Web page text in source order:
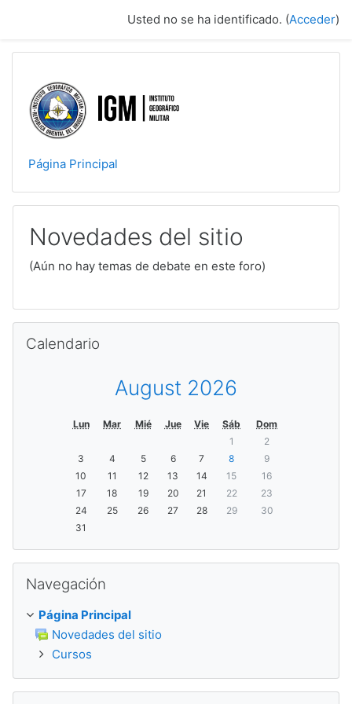
Usted no se ha identificado. (Acceder)
Página Principal
Novedades del sitio
(Aún no hay temas de debate en este foro)
Calendario
August 2026
Lun Mar Mié Jue Vie Sáb
Dom
1
2
3
4 5 6 7 8
9
10
11 12 13 14 15
16
17
18 19 20 21 22
23
24
25 26 27 28 29
30
31
Navegación
Página Principal
Novedades del sitio
Cursos